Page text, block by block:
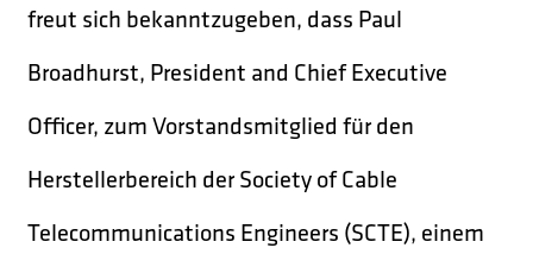
freut sich bekanntzugeben, dass Paul
Broadhurst, President and Chief Executive
Officer, zum Vorstandsmitglied für den
Herstellerbereich der Society of Cable
Telecommunications Engineers (SCTE), einem